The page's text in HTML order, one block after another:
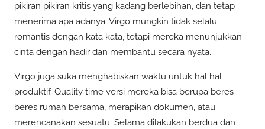
pikiran pikiran kritis yang kadang berlebihan, dan tetap
menerima apa adanya. Virgo mungkin tidak selalu
romantis dengan kata kata, tetapi mereka menunjukkan
cinta dengan hadir dan membantu secara nyata.
Virgo juga suka menghabiskan waktu untuk hal hal
produktif. Quality time versi mereka bisa berupa beres
beres rumah bersama, merapikan dokumen, atau
merencanakan sesuatu. Selama dilakukan berdua dan